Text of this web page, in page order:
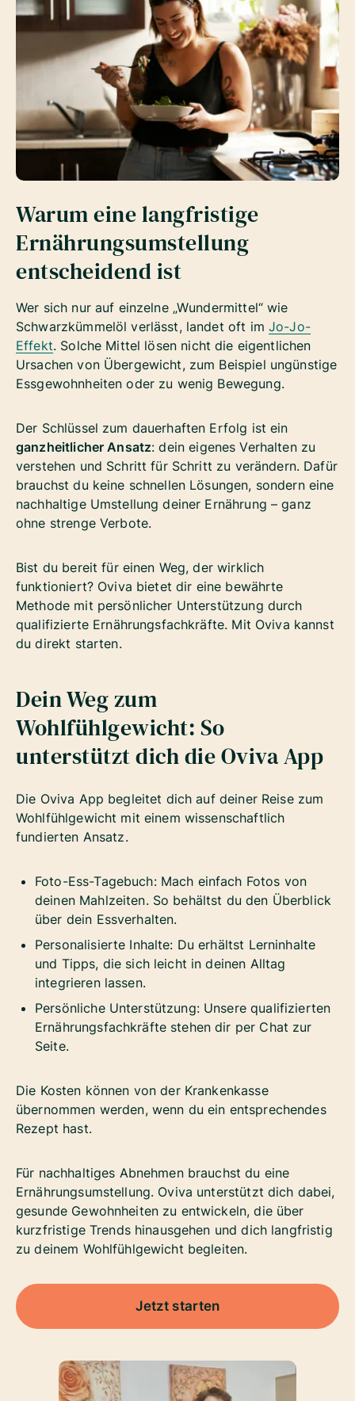
Warum eine langfristige
Ernährungsumstellung
entscheidend ist
Wer sich nur auf einzelne „Wundermittel“ wie
Schwarzkümmelöl verlässt, landet oft im Jo-Jo-
Effekt. Solche Mittel lösen nicht die eigentlichen
Ursachen von Übergewicht, zum Beispiel ungünstige
Essgewohnheiten oder zu wenig Bewegung.
Der Schlüssel zum dauerhaften Erfolg ist ein
ganzheitlicher Ansatz: dein eigenes Verhalten zu
verstehen und Schritt für Schritt zu verändern. Dafür
brauchst du keine schnellen Lösungen, sondern eine
nachhaltige Umstellung deiner Ernährung – ganz
ohne strenge Verbote.
Bist du bereit für einen Weg, der wirklich
funktioniert? Oviva bietet dir eine bewährte
Methode mit persönlicher Unterstützung durch
qualifizierte Ernährungsfachkräfte. Mit Oviva kannst
du direkt starten.
Dein Weg zum
Wohlfühlgewicht: So
unterstützt dich die Oviva App
Die Oviva App begleitet dich auf deiner Reise zum
Wohlfühlgewicht mit einem wissenschaftlich
fundierten Ansatz.
Foto-Ess-Tagebuch: Mach einfach Fotos von
deinen Mahlzeiten. So behältst du den Überblick
über dein Essverhalten.
Personalisierte Inhalte: Du erhältst Lerninhalte
und Tipps, die sich leicht in deinen Alltag
integrieren lassen.
Persönliche Unterstützung: Unsere qualifizierten
Ernährungsfachkräfte stehen dir per Chat zur
Seite.
Die Kosten können von der Krankenkasse
übernommen werden, wenn du ein entsprechendes
Rezept hast.
Für nachhaltiges Abnehmen brauchst du eine
Ernährungsumstellung. Oviva unterstützt dich dabei,
gesunde Gewohnheiten zu entwickeln, die über
kurzfristige Trends hinausgehen und dich langfristig
zu deinem Wohlfühlgewicht begleiten.
Jetzt starten